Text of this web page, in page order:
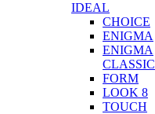
IDEAL
CHOICE
ENIGMA
ENIGMA
CLASSIC
FORM
LOOK 8
TOUCH